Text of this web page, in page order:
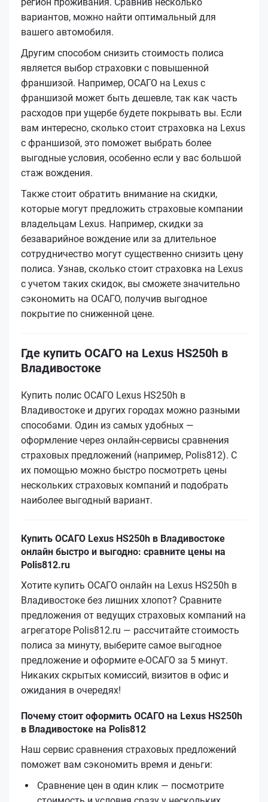
вариантов, можно найти оптимальный для
вашего автомобиля.
Другим способом снизить стоимость полиса
является выбор страховки с повышенной
франшизой. Например, ОСАГО на Lexus с
франшизой может быть дешевле, так как часть
расходов при ущербе будете покрывать вы. Если
вам интересно, сколько стоит страховка на Lexus
с франшизой, это поможет выбрать более
выгодные условия, особенно если у вас большой
стаж вождения.
Также стоит обратить внимание на скидки,
которые могут предложить страховые компании
владельцам Lexus. Например, скидки за
безаварийное вождение или за длительное
сотрудничество могут существенно снизить цену
полиса. Узнав, сколько стоит страховка на Lexus
с учетом таких скидок, вы сможете значительно
сэкономить на ОСАГО, получив выгодное
покрытие по сниженной цене.
Где купить ОСАГО на Lexus HS250h в
Владивостоке
Купить полис ОСАГО Lexus HS250h в
Владивостоке и других городах можно разными
способами. Один из самых удобных —
оформление через онлайн-сервисы сравнения
страховых предложений (например, Polis812). С
их помощью можно быстро посмотреть цены
нескольких страховых компаний и подобрать
наиболее выгодный вариант.
Купить ОСАГО Lexus HS250h в Владивостоке
онлайн быстро и выгодно: сравните цены на
Polis812.ru
Хотите купить ОСАГО онлайн на Lexus HS250h в
Владивостоке без лишних хлопот? Сравните
предложения от ведущих страховых компаний на
агрегаторе Polis812.ru — рассчитайте стоимость
полиса за минуту, выберите самое выгодное
предложение и оформите е‑ОСАГО за 5 минут.
Никаких скрытых комиссий, визитов в офис и
ожидания в очередях!
Почему стоит оформить ОСАГО на Lexus HS250h
в Владивостоке на Polis812
Наш сервис сравнения страховых предложений
поможет вам сэкономить время и деньги:
Сравнение цен в один клик — посмотрите